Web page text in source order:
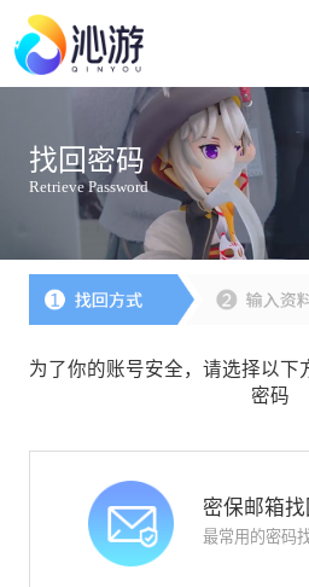
好玩友APP
新闻中心
旗下全部
找回密码
Retrieve Password
为了你的账号安全，请选择以下
密码
密保邮箱找
最常用的密码